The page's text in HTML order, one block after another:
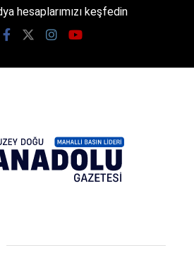
hesaplarımızı keşfedin